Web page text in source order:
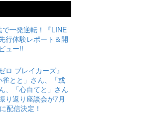
で一発逆転！『LINE
行体験レポート＆開
ュー!!
ロ ブレイカーズ』
とと」さん、「或
、「心白てと」さん
り返り座談会が7月
配信決定！